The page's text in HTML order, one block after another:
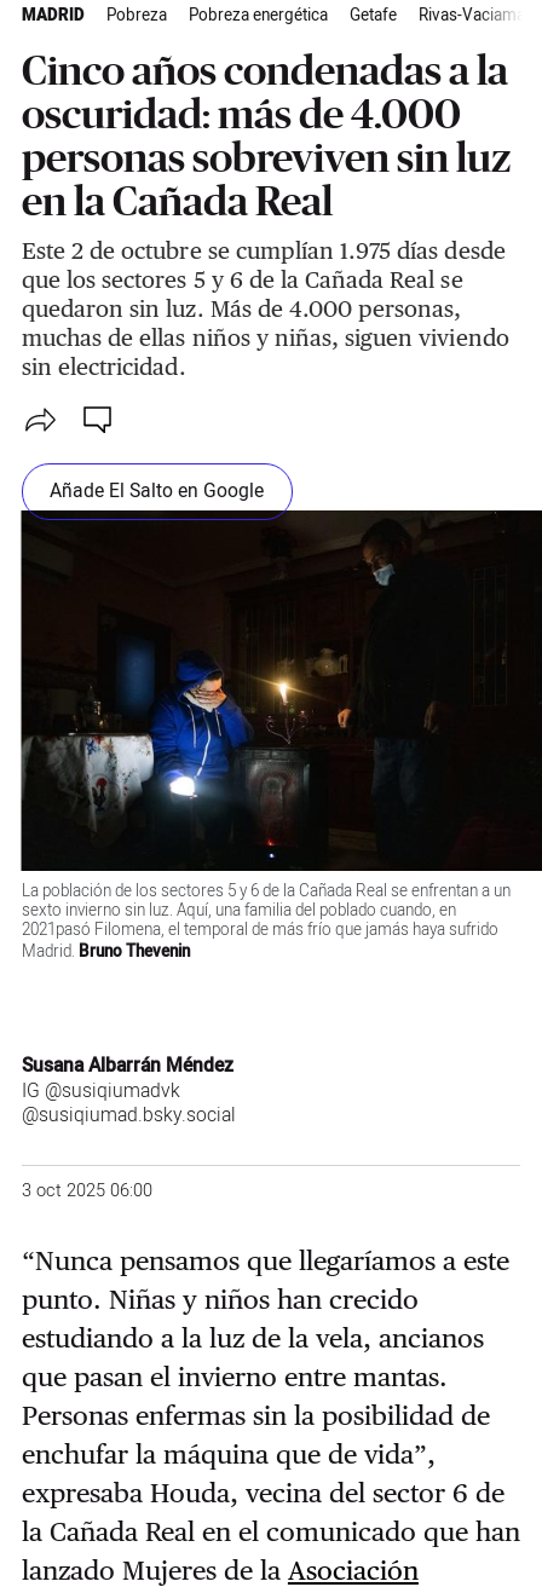
MADRID Pobreza Pobreza energética Getafe Rivas-
Cinco años condenadas a la
oscuridad: más de 4.000
personas sobreviven sin luz
en la Cañada Real
Este 2 de octubre se cumplían 1.975 días desde
que los sectores 5 y 6 de la Cañada Real se
quedaron sin luz. Más de 4.000 personas,
muchas de ellas niños y niñas, siguen viviendo
sin electricidad.
Añade El Salto en Google
La población de los sectores 5 y 6 de la Cañada Real se enfrentan a un
sexto invierno sin luz. Aquí, una familia del poblado cuando, en
2021pasó Filomena, el temporal de más frío que jamás haya sufrido
Madrid. Bruno Thevenin
Susana Albarrán Méndez
IG @susiqiumadvk
@susiqiumad.bsky.social
3 oct 2025 06:00
“Nunca pensamos que llegaríamos a este
punto. Niñas y niños han crecido
estudiando a la luz de la vela, ancianos
que pasan el invierno entre mantas.
Personas enfermas sin la posibilidad de
enchufar la máquina que de vida”,
expresaba Houda, vecina del sector 6 de
la Cañada Real en el comunicado que han
lanzado Mujeres de la Asociación